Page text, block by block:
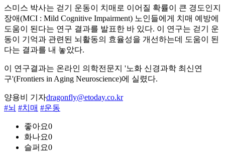
스미스 박사는 걷기 운동이 치매로 이어질 확률이 큰 경도인지
장애(MCI : Mild Cognitive Impairment) 노인들에게 치매 예방에
도움이 된다는 연구 결과를 발표한 바 있다. 이 연구는 걷기 운
동이 기억과 관련된 뇌활동의 효율성을 개선하는데 도움이 된
다는 결과를 내 놓았다.
이 연구결과는 온라인 의학전문지 '노화 신경과학 최신연
구'(Frontiers in Aging Neuroscience)에 실렸다.
양용비 기자dragonfly@etoday.co.kr
#뇌 #치매 #운동
좋아요0
화나요0
슬퍼요0